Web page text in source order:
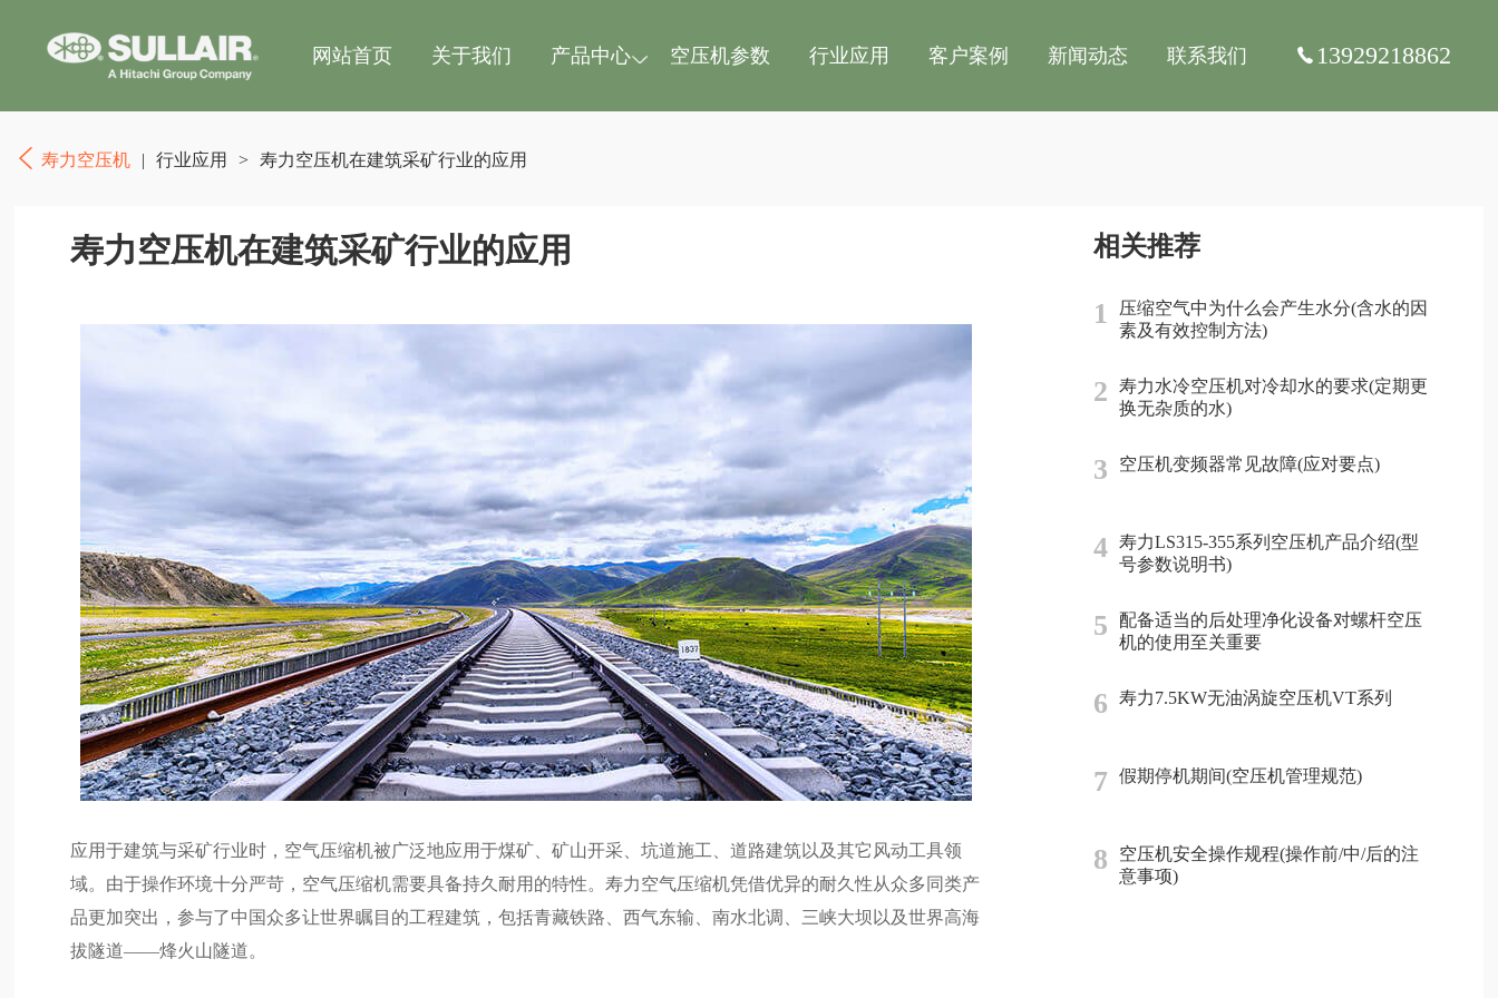
网站首页 关于我们 产品中心 空压机参数 行业应用 客户案例 新闻动态 联系我们 13929218862
寿力空压机 | 行业应用 > 寿力空压机在建筑采矿行业的应用
寿力空压机在建筑采矿行业的应用
应用于建筑与采矿行业时，空气压缩机被广泛地应用于煤矿、矿山开采、坑道施工、道路建筑以及其它风动工具领
域。由于操作环境十分严苛，空气压缩机需要具备持久耐用的特性。寿力空气压缩机凭借优异的耐久性从众多同类产
品更加突出，参与了中国众多让世界瞩目的工程建筑，包括青藏铁路、西气东输、南水北调、三峡大坝以及世界高海
拔隧道——烽火山隧道。
相关推荐
1
压缩空气中为什么会产生水分(含水的因
素及有效控制方法)
2
寿力水冷空压机对冷却水的要求(定期更
换无杂质的水)
3 空压机变频器常见故障(应对要点)
4
寿力LS315-355系列空压机产品介绍(型
号参数说明书)
5
配备适当的后处理净化设备对螺杆空压
机的使用至关重要
6 寿力7.5KW无油涡旋空压机VT系列
7 假期停机期间(空压机管理规范)
8
空压机安全操作规程(操作前/中/后的注
意事项)